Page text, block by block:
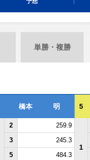
単勝・複勝
橋本 明 5
2 259.9
1
3 245.3
5 484.3